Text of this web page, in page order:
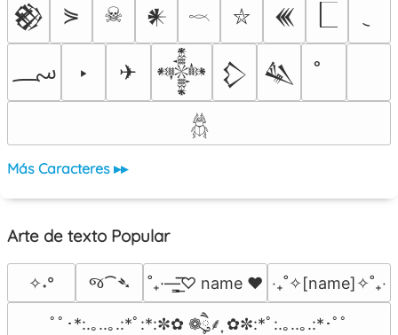
𒆙 ⋟ ☠ 𒀭 𓎖 ⛥ 𒌍
؄ ‣ ✈ 𒀱 𒁷 𒈑
𓆣
Más Caracteres ▸▸
Arte de texto Popular
✧˖° જ⁀➴ ˚₊·—̳͟͞͞♡ name ♥️ ‎‧₊˚✧[name]✧˚₊‧
ﾟﾟ･*:.｡..｡.:*ﾟ:*:✼✿ ❁ཻུ۪۪⸙͎ ✿✼:*ﾟ:.｡..｡.:*･ﾟﾟ